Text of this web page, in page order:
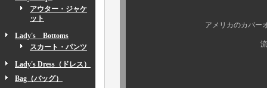
アウター・ジャケ
ット
Lady's Bottoms
スカート・パンツ
Lady's Dress（ドレス）
Bag（バッグ）
アメリカのカバーオールとは
流石、ブリティッシ